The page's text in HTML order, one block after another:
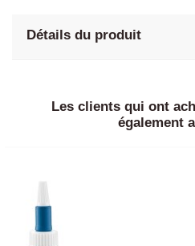
Détails du produit
Les clients qui ont
également